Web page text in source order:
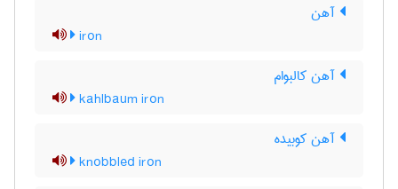
آهن
iron
آهن کالبوام
kahlbaum iron
آهن کوبیده
knobbled iron